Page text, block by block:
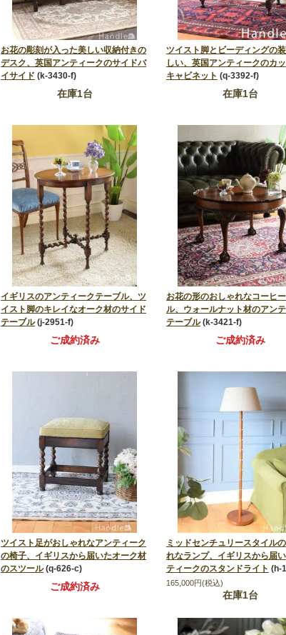
お花の彫刻が入った美しい収納付きの
デスク、英国アンティークのサイドバ
イサイド (k-3430-f)
在庫1台
ツイスト脚とビーディングの
しい、英国アンティークのカ
キャビネット (q-3392-f)
在庫1台
イギリスのアンティークテーブル、ツ
イスト脚のキレイなオーク材のサイド
テーブル (j-2951-f)
ご成約済み
お花の形のおしゃれなコーヒ
ル、ウォールナット材のアン
テーブル (k-3421-f)
ご成約済み
ツイスト足がおしゃれなアンティーク
の椅子、イギリスから届いたオーク材
のスツール (q-626-c)
ご成約済み
ミッドセンチュリースタイル
れなランプ、イギリスから届
ティークのスタンドライト (h-
165,000円(税込)
在庫1台